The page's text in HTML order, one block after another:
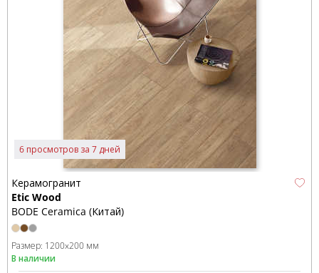
6 просмотров за 7 дней
Керамогранит
Etic Wood
BODE Ceramica (Китай)
Размер: 1200x200 мм
В наличии